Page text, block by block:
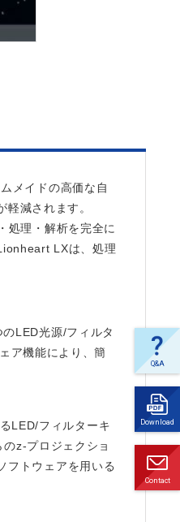
よく
ある
ご質
問
Q&A
ダウ
ンロ
ード
Download
Contact
メイドの高価な自
減されます。
理・解析を完全に
LXは、処理
LED光源/フィルタ
ア機能により、簡
LED/フィルターキ
z-プロジェクショ
フトウェアを用いる